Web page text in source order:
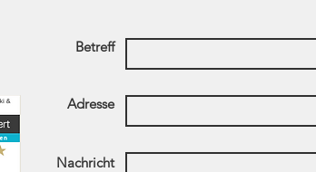
Betreff
Adresse
Nachricht